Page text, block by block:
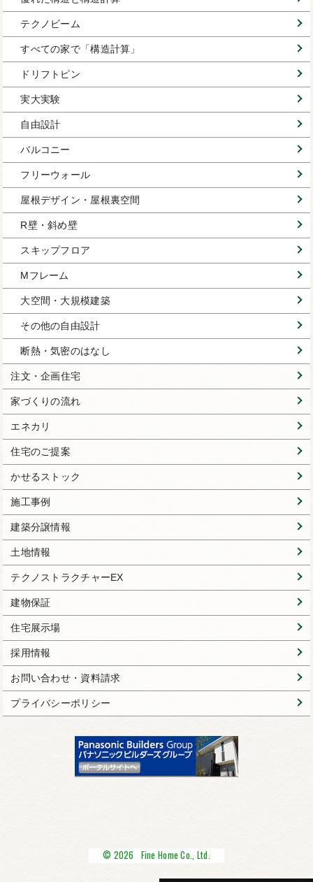
テクノビーム
すべての家で「構造計算」
ドリフトピン
実大実験
自由設計
バルコニー
フリーウォール
屋根デザイン・屋根裏空間
R壁・斜め壁
スキップフロア
Mフレーム
大空間・大規模建築
その他の自由設計
断熱・気密のはなし
注文・企画住宅
家づくりの流れ
エネカリ
住宅のご提案
かせるストック
施工事例
建築分譲情報
土地情報
テクノストラクチャーEX
建物保証
住宅展示場
採用情報
お問い合わせ・資料請求
プライバシーポリシー
© 2026 Fine Home Co., Ltd.